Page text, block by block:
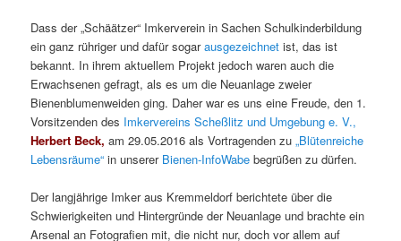
Dass der „Schäätzer“ Imkerverein in Sachen Schulkinderbildung
ein ganz rühriger und dafür sogarausgezeichnet ist, das ist
bekannt. In ihrem aktuellem Projekt jedoch waren auch die
Erwachsenen gefragt, als es um die Neuanlage zweier
Bienenblumenweiden ging. Daher war es uns eine Freude, den 1.
Vorsitzenden des Imkervereins Scheßlitz und Umgebung e. V.,
Herbert Beck, am 29.05.2016 als Vortragenden zu„Blütenreiche
Lebensräume“ in unserer Bienen-InfoWabe begrüßen zu dürfen.
Der langjährige Imker aus Kremmeldorf berichtete über die
Schwierigkeiten und Hintergründe der Neuanlage und brachte ein
Arsenal an Fotografien mit, die nicht nur, doch vor allem auf